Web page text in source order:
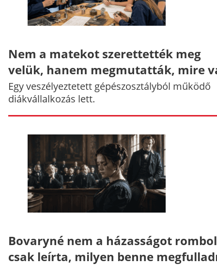
Nem a matekot szerettették meg
velük, hanem megmutatták, mire
Egy veszélyeztetett gépészosztályból működő
diákvállalkozás lett.
Bovaryné nem a házasságot
csak leírta, milyen benne